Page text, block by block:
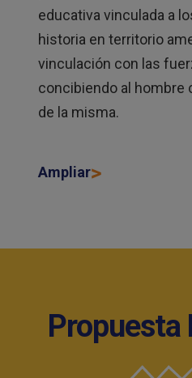
educativa vinculada a
historia en territorio
vinculación con las
concibiendo al hombre
de la misma.
Ampliar
Propuesta